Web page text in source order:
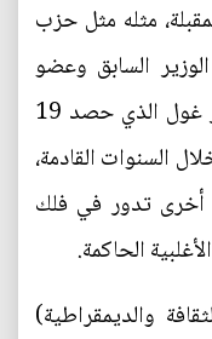
مثله مثل حزب
السابق وعضو
مجلس الأمة عن الثلث الرئاسي عمار غول الذي حصد 19
السنوات القادمة،
أخرى تدور في فلك
الحاكمة.
والديمقراطية)